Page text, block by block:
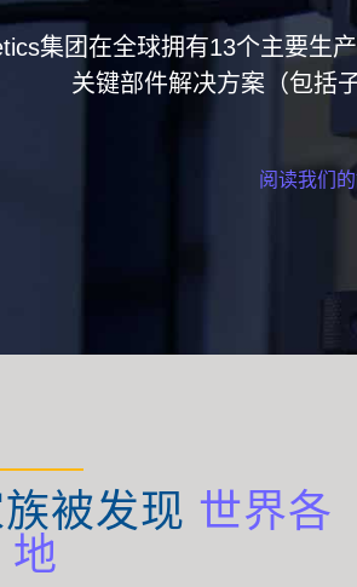
集团在全球拥有13个主要生
关键部件解决方案（包括
阅读我们
被发现 世界各
地